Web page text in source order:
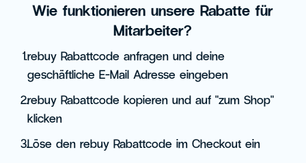
Wie funktionieren unsere Rabatte für
Mitarbeiter?
1.rebuy Rabattcode anfragen und deine
geschäftliche E-Mail Adresse eingeben
2.rebuy Rabattcode kopieren und auf "zum Shop"
klicken
3.Löse den rebuy Rabattcode im Checkout ein